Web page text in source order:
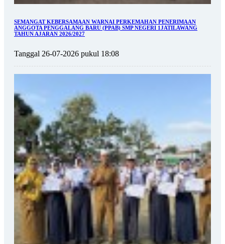
SEMANGAT KEBERSAMAAN WARNAI PERKEMAHAN PENERIMAAN
ANGGOTA PENGGALANG BARU (PPAB) SMP NEGERI 1JATILAWANG
TAHUN AJARAN 2026/2027
Tanggal 26-07-2026 pukul 18:08